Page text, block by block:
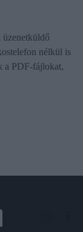
üzenetküldő
nélkül is
a PDF-fájlokat,